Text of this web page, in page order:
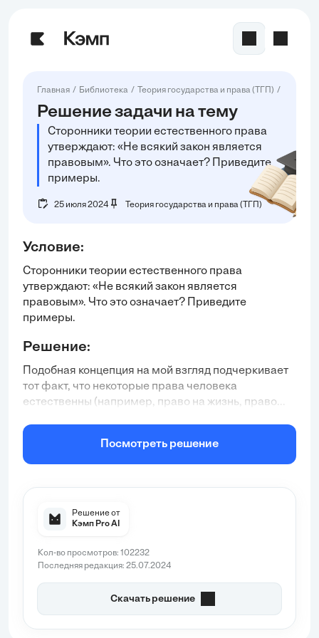
Главная Библиотека Теория государства и права (ТГП)
Решение задачи на тему
Сторонники теории естественного права
утверждают: «Не всякий закон является
правовым». Что это означает? Приведите
примеры.
25 июля 2024 Теория государства и права (ТГП)
Условие:
Сторонники теории естественного права
утверждают: «Не всякий закон является
правовым». Что это означает? Приведите
примеры.
Решение:
Подобная концепция на мой взгляд подчеркивает
тот факт, что некоторые права человека
естественны (например, право на жизнь, право...
Посмотреть решение
Решение от
Кэмп Pro AI
Кол-во просмотров: 102232
Последняя редакция: 25.07.2024
Скачать решение